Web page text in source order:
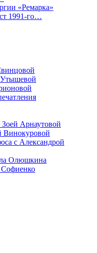
«Ремарка»
1991-го…
Арнаутовой
Винокуровой
с Александрой
Олюшкина
Софиенко